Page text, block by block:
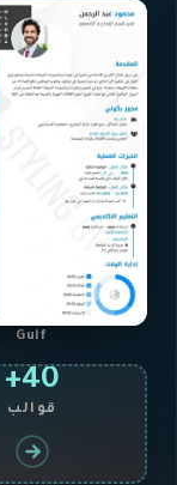
Gulf
40+
قوالب